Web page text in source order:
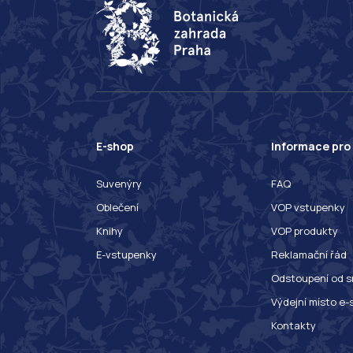
E-shop
Suvenýry
Oblečení
Knihy
E-vstupenky
Informace pro
FAQ
VOP vstupenky
VOP produkty
Reklamační řád
Odstoupení od
Výdejní místo e-
Kontakty